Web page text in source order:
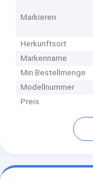
Markieren
Herkunftsort
Markenname
Min Bestellmenge
Modellnummer
Preis